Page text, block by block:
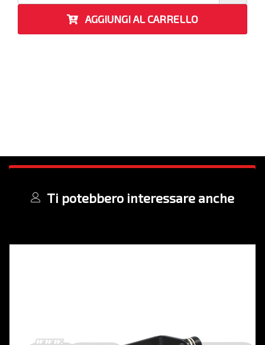
AGGIUNGI AL CARRELLO
Ti potebbero interessare anche